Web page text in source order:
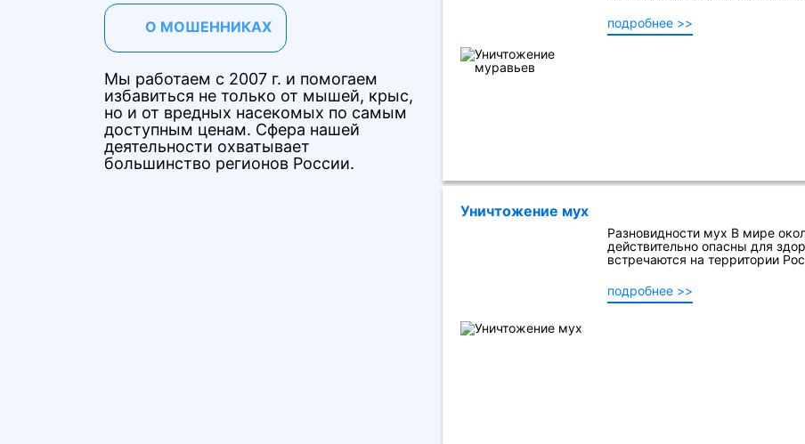
О МОШЕННИКАХ
Мы работаем с 2007 г. и помогаем
избавиться не только от мышей, крыс,
но и от вредных насекомых по самым
доступным ценам. Сфера нашей
деятельности охватывает
большинство регионов России.
подробнее >>
Уничтожение мух
Разновидности мух В мире
действительно опасны для
встречаются на территории
подробнее >>